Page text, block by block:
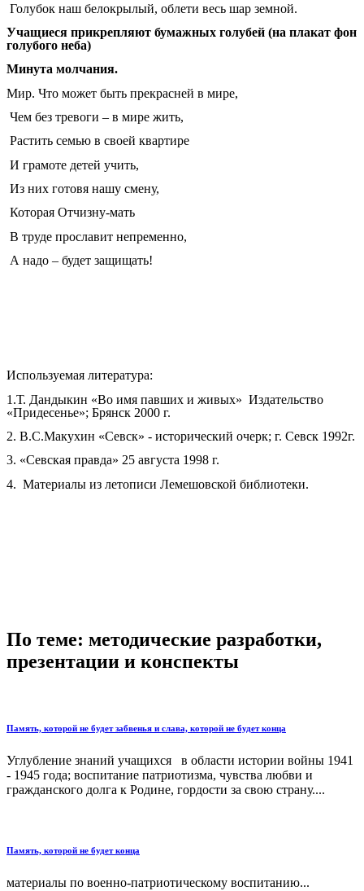
Голубок наш белокрылый, облети весь шар земной.
Учащиеся прикрепляют бумажных голубей (на плакат фон
голубого неба)
Минута молчания.
Мир. Что может быть прекрасней в мире,
Чем без тревоги – в мире жить,
Растить семью в своей квартире
И грамоте детей учить,
Из них готовя нашу смену,
Которая Отчизну-мать
В труде прославит непременно,
А надо – будет защищать!
Используемая литература:
1.Т. Дандыкин «Во имя павших и живых» Издательство
«Придесенье»; Брянск 2000 г.
2. В.С.Макухин «Севск» - исторический очерк; г. Севск 1992г.
3. «Севская правда» 25 августа 1998 г.
4. Материалы из летописи Лемешовской библиотеки.
По теме: методические разработки,
презентации и конспекты
Память, которой не будет забвенья и слава, которой не будет конца
Углубление знаний учащихся в области истории войны 1941
- 1945 года; воспитание патриотизма, чувства любви и
гражданского долга к Родине, гордости за свою страну....
Память, которой не будет конца
материалы по военно-патриотическому воспитанию...